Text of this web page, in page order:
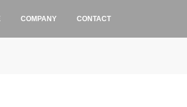
COMPANY CONTACT